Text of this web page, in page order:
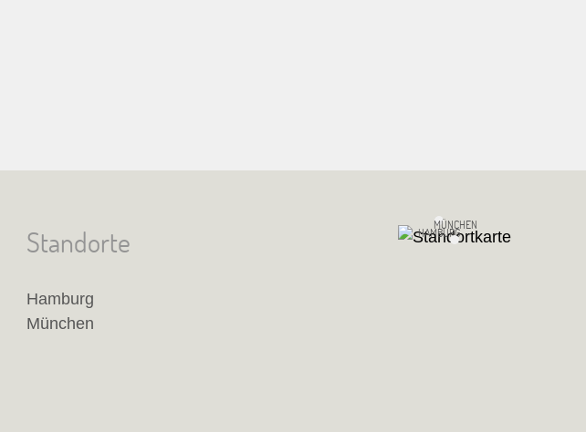
Standorte
Hamburg
München
HAMBURG
MÜNCHEN